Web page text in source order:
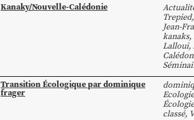
Kanaky/Nouvelle-Calédonie
Trepied,
Jean-
kanaks,
Lalloui,
Transition Écologique par dominique
frager
Ecologie
Écologie
classé,